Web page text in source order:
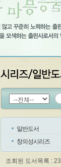
일반도서
창의성시리즈
조회된 도서목록 : 23